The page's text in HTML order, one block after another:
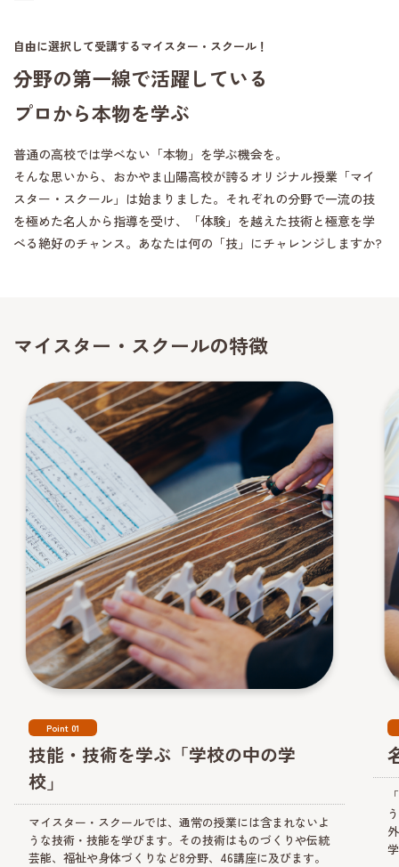
自由に選択して受講するマイスター・スクール！
分野の第一線で活躍している
プロから本物を学ぶ
普通の高校では学べない「本物」を学ぶ機会を。
そんな思いから、おかやま山陽高校が誇るオリジナル授業「マイ
スター・スクール」は始まりました。それぞれの分野で一流の技
を極めた名人から指導を受け、「体験」を越えた技術と極意を学
べる絶好のチャンス。あなたは何の「技」にチャレンジしますか?
マイスター・スクールの特徴
Point 01
技能・技術を学ぶ「学校の中の学
校」
マイスター・スクールでは、通常の授業には含まれないよ
うな技術・技能を学びます。その技術はものづくりや伝統
芸能、福祉や身体づくりなど8分野、46講座に及びます。